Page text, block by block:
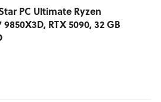
PC Ultimate Ryzen
RTX 5090, 32 GB